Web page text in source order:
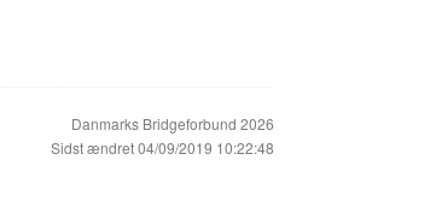
Danmarks Bridgeforbund 2026
Sidst ændret 04/09/2019 10:22:48